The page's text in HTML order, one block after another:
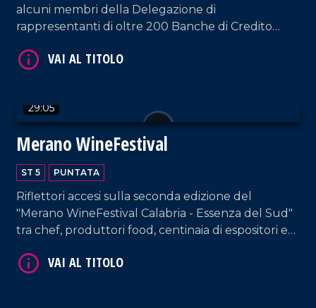
alcuni membri della Delegazione di
rappresentanti di oltre 200 Banche di Credito
XIV nel cuore del Vaticano.
29:05
Merano WineFestival
ST 5 PUNTATA
Riflettori accesi sulla seconda edizione del
"Merano WineFestival Calabria - Essenza del Sud"
tra chef, produttori food, centinaia di espositori e
VAI AL TITOLO